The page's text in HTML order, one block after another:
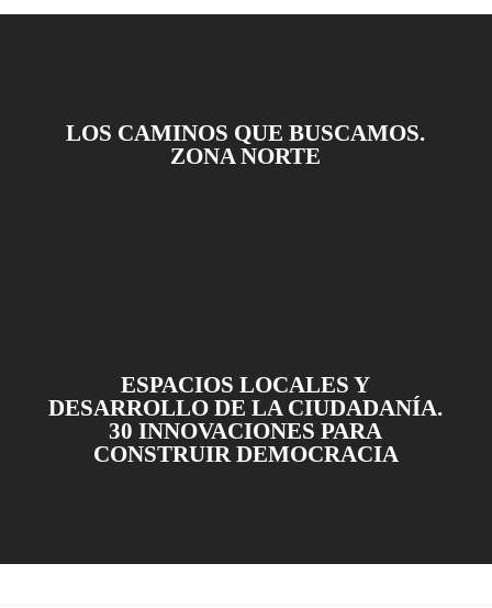
LOS CAMINOS QUE BUSCAMOS.
ZONA NORTE
ESPACIOS LOCALES Y
DESARROLLO DE LA CIUDADANÍA.
30 INNOVACIONES PARA
CONSTRUIR DEMOCRACIA